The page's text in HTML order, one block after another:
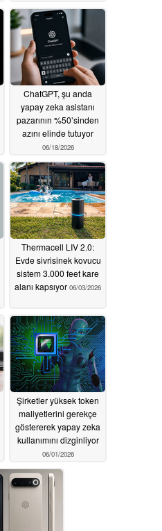
ChatGPT, şu anda
yapay zeka asistanı
pazarının %50’sinden
azını elinde tutuyor
06/18/2026
Thermacell LIV 2.0:
Evde sivrisinek kovucu
sistem 3.000 feet kare
alanı kapsıyor 06/03/2026
Şirketler yüksek token
maliyetlerini gerekçe
göstererek yapay zeka
kullanımını dizginliyor
06/01/2026